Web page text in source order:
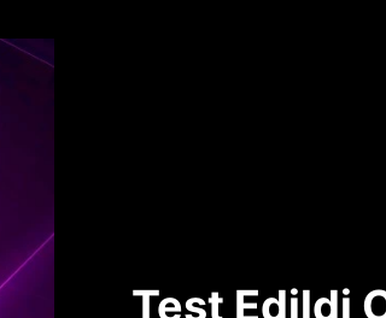
Test Edildi